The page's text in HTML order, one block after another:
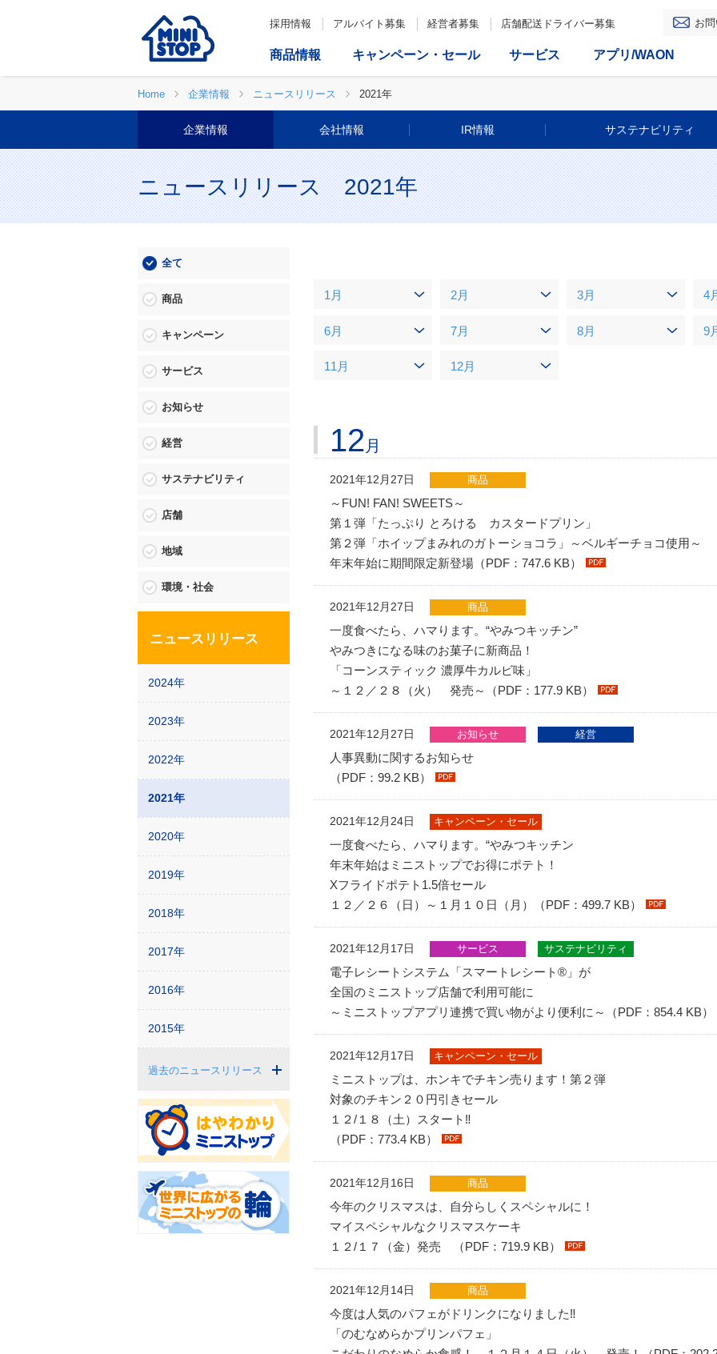
採用情報 アルバイト募集 経営者募集 店舗配送ドライバー募集 お
商品情報 キャンペーン・セール サービス アプリ/WAON
Home 企業情報 ニュースリリース 2021年
企業情報 会社情報 IR情報 サステナビリティ
ニュースリリース 2021年
1月 2月 3月 4
6月 7月 8月 9
11月 12月
12 月
2021年12月27日 商品
～FUN! FAN! SWEETS～
第１弾「たっぷり とろける カスタードプリン」
第２弾「ホイップまみれのガトーショコラ」～ベルギーチョコ使用～
年末年始に期間限定新登場（PDF：747.6 KB）
2021年12月27日 商品
一度食べたら、ハマります。“やみつキッチン”
やみつきになる味のお菓子に新商品！
「コーンスティック 濃厚牛カルビ味」
～１２／２８（火） 発売～（PDF：177.9 KB）
2021年12月27日 お知らせ 経営
人事異動に関するお知らせ
（PDF：99.2 KB）
2021年12月24日 キャンペーン・セール
一度食べたら、ハマります。“やみつキッチン
年末年始はミニストップでお得にポテト！
Xフライドポテト1.5倍セール
１２／２６（日）～１月１０日（月）（PDF：499.7 KB）
2021年12月17日 サービス サステナビリティ
電子レシートシステム「スマートレシート®」が
全国のミニストップ店舗で利用可能に
～ミニストップアプリ連携で買い物がより便利に～（PDF：854.4 KB）
2021年12月17日 キャンペーン・セール
ミニストップは、ホンキでチキン売ります！第２弾
対象のチキン２０円引きセール
１２/１８（土）スタート‼
（PDF：773.4 KB）
2021年12月16日 商品
今年のクリスマスは、自分らしくスペシャルに！
マイスペシャルなクリスマスケーキ
１２/１７（金）発売 （PDF：719.9 KB）
2021年12月14日 商品
今度は人気のパフェがドリンクになりました‼
「のむなめらかプリンパフェ」
全て
商品
キャンペーン
サービス
お知らせ
経営
サステナビリティ
店舗
地域
環境・社会
ニュースリリース
2024年
2023年
2022年
2021年
2020年
2019年
2018年
2017年
2016年
2015年
過去のニュースリリース